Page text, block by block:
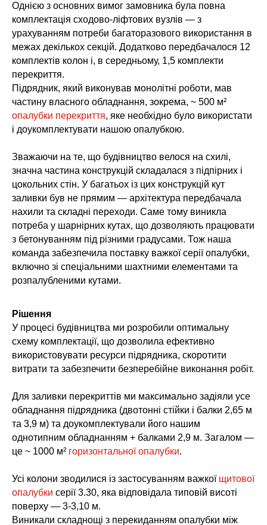
Однією з основних вимог замовника була повна
комплектація сходово-ліфтових вузлів — з
урахуванням потреби багаторазового використання в
межах декількох секцій. Додатково передбачалося 12
комплектів колон і, в середньому, 1,5 комплекти
перекриття.
Підрядник, який виконував монолітні роботи, мав
частину власного обладнання, зокрема, ~ 500 м²
опалубки перекриття, яке необхідно було використати
і доукомплектувати нашою опалубкою.
Зважаючи на те, що будівництво велося на схилі,
значна частина конструкцій складалася з підпірних і
цокольних стін. У багатьох із цих конструкцій кут
заливки був не прямим — архітектура передбачала
нахили та складні переходи. Саме тому виникла
потреба у шарнірних кутах, що дозволяють працювати
з бетонуванням під різними градусами. Тож наша
команда забезпечила поставку важкої серії опалубки,
включно зі спеціальними шахтними елементами та
розпалубленими кутами.
Рішення
У процесі будівництва ми розробили оптимальну
схему комплектації, що дозволила ефективно
використовувати ресурси підрядника, скоротити
витрати та забезпечити безперебійне виконання робіт.
Для заливки перекриттів ми максимально задіяли усе
обладнання підрядника (двотонні стійки і балки 2,65 м
та 3,9 м) та доукомплектували його нашим
однотипним обладнанням + балками 2,9 м. Загалом —
це ~ 1000 м² горизонтальної опалубки.
Усі колони зводилися із застосуванням важкої щитової
опалубки серії 3.30, яка відповідала типовій висоті
поверху — 3-3,10 м.
Виникали складнощі з перекиданням опалубки між